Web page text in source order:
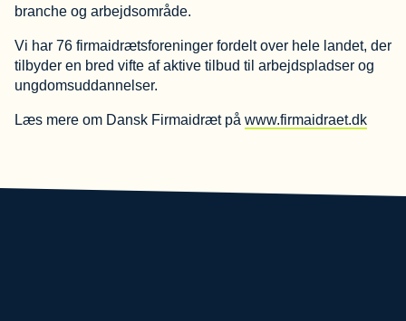
branche og arbejdsområde.
Vi har 76 firmaidrætsforeninger fordelt over hele landet, der
tilbyder en bred vifte af aktive tilbud til arbejdspladser og
ungdomsuddannelser.
Læs mere om Dansk Firmaidræt på www.firmaidraet.dk